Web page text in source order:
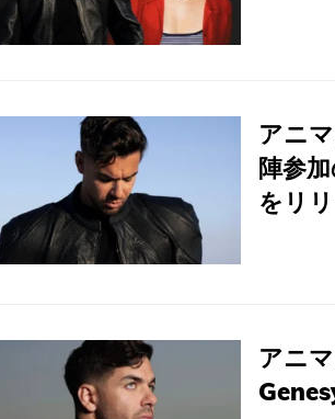
アニ
陣参
をリ
アニ